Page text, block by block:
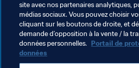
Blagoje Vidinic.
Thèmes en lien
Coupe du Monde de la FIFA,
site avec nos partenaires analytiques,
médias sociaux. Vous pouvez choisir
cliquant sur les boutons de droite, et
demande d’opposition à la vente / la
données personnelles. Portail de
données